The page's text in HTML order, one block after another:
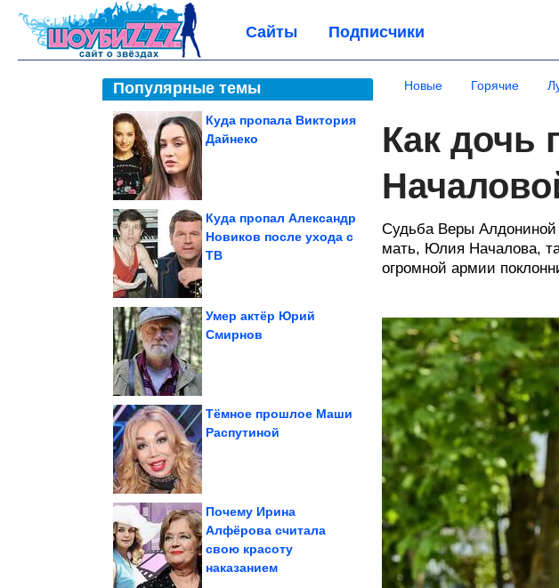
Сайты Подписчики
Популярные темы
Куда пропала Виктория
Дайнеко
Куда пропал Александр
Новиков после ухода с
ТВ
Умер актёр Юрий
Смирнов
Тёмное прошлое Маши
Распутиной
Почему Ирина
Алфёрова считала
свою красоту
наказанием
Новые Горячие
Как дочь
Судьба Веры Алдониной
мать, Юлия Началова,
огромной армии